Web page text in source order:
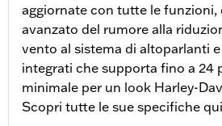
aggiornate con tutte le funzioni,
avanzato del rumore alla
vento al sistema di altoparlanti
integrati che supporta fino a 24
minimale per un look Harley-
Scopri tutte le sue specifiche